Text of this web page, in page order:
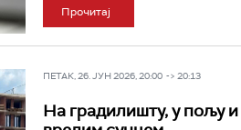
Прочитај
ПЕТАК, 26. ЈУН 2026, 20:00 -> 20:13
На градилишту, у пољу и